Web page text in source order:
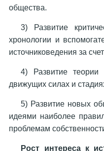
общества.
3) Развитие
хронологии и
источниковедения за
4) Развитие теории
движущих силах и
5) Развитие новых
идеями наиболее
проблемам
Рост интереса к